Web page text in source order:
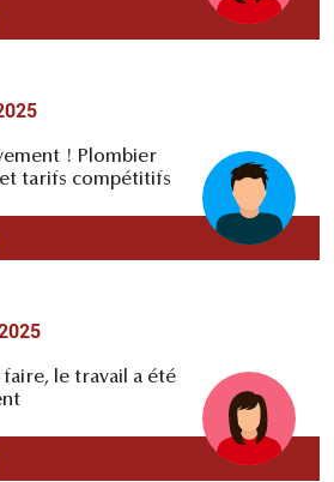
! Plombier
tarifs compétitifs
le travail a été